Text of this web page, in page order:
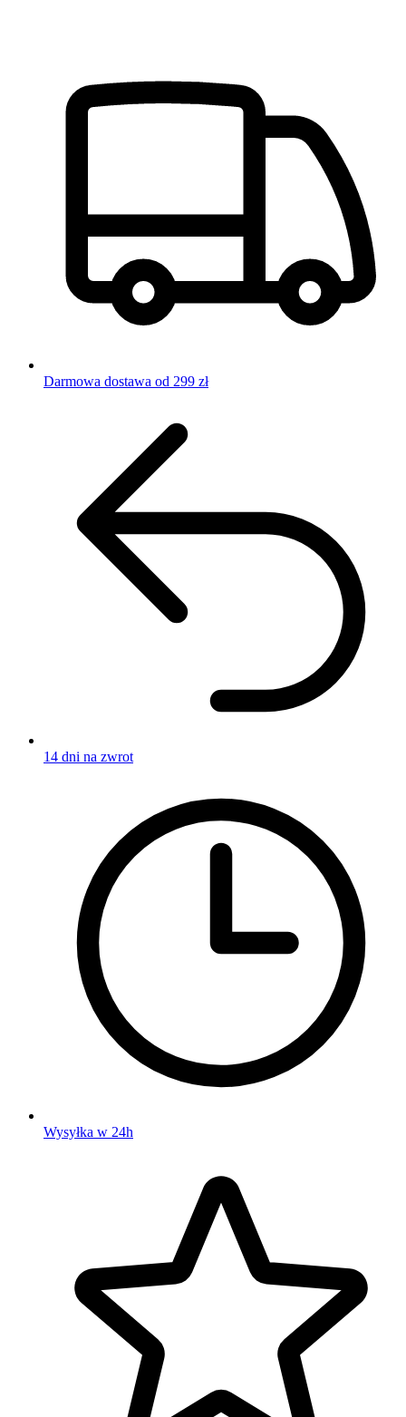
Darmowa dostawa od 299 zł
14 dni na zwrot
Wysyłka w 24h